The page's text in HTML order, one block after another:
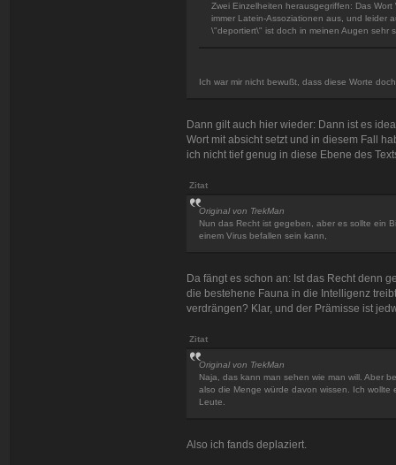
Zwei Einzelheiten herausgegriffen: Das
immer Latein-Assoziationen aus, und leider
\"deportiert\" ist doch in meinen Augen sehr
Ich war mir nicht bewußt, dass diese Worte
Dann gilt auch hier wieder: Dann ist es
Wort mit absicht setzt und in diesem Fall
ich nicht tief genug in diese Ebene des
Zitat
Original von TrekMan
Nun das Recht ist gegeben, aber es sollte ein
einem Virus befallen sein kann,
Da fängt es schon an: Ist das Recht denn
die bestehene Fauna in die Intelligenz
verdrängen? Klar, und der Prämisse ist
Zitat
Original von TrekMan
Naja, das kann man sehen wie man will. Aber
also die Menge würde davon wissen. Ich
Leute.
Also ich fands deplaziert.